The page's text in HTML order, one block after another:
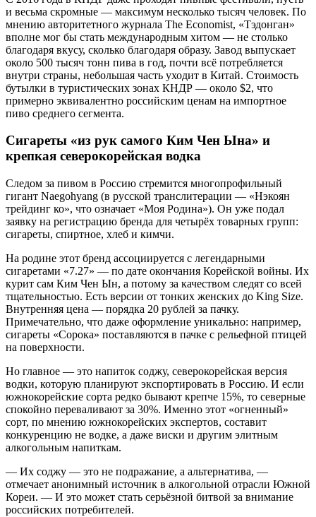
и весьма скромные — максимум несколько тысяч человек. По
мнению авторитетного журнала The Economist, «Тэдонган»
вполне мог бы стать международным хитом — не столько
благодаря вкусу, сколько благодаря образу. Завод выпускает
около 500 тысяч тонн пива в год, почти всё потребляется
внутри страны, небольшая часть уходит в Китай. Стоимость
бутылки в туристических зонах КНДР — около $2, что
примерно эквивалентно российским ценам на импортное
пиво среднего сегмента.
Сигареты «из рук самого Ким Чен Ына» и
крепкая северокорейская водка
Следом за пивом в Россию стремится многопрофильный
гигант Naegohyang (в русской транслитерации — «Нэкоян
трейдинг ко», что означает «Моя Родина»). Он уже подал
заявку на регистрацию бренда для четырёх товарных групп:
сигареты, спиртное, хлеб и кимчи.
На родине этот бренд ассоциируется с легендарными
сигаретами «7.27» — по дате окончания Корейской войны. Их
курит сам Ким Чен Ын, а потому за качеством следят со всей
тщательностью. Есть версии от тонких женских до King Size.
Внутренняя цена — порядка 20 рублей за пачку.
Примечательно, что даже оформление уникально: например,
сигареты «Сорока» поставляются в пачке с рельефной птицей
на поверхности.
Но главное — это напиток соджу, северокорейская версия
водки, которую планируют экспортировать в Россию. И если
южнокорейские сорта редко бывают крепче 15%, то северные
спокойно переваливают за 30%. Именно этот «огненный»
сорт, по мнению южнокорейских экспертов, составит
конкуренцию не водке, а даже виски и другим элитным
алкогольным напиткам.
— Их соджу — это не подражание, а альтернатива, —
отмечает анонимный источник в алкогольной отрасли Южной
Кореи. — И это может стать серьёзной битвой за внимание
российских потребителей.